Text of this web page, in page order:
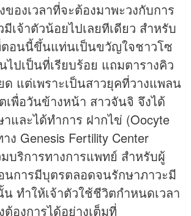
ของเวลาที่จะต้องมาพะวงกับการ
เจ้าตัวน้อยไปเลยทีเดียว สำหรับ
อนนี้ขึ้นแท่นเป็นขวัญใจชาวโซ
ไปเป็นที่เรียบร้อย แถมตารางคิว
ด แต่เพราะเป็นสาวยุคที่วางแพลน
เพื่อวันข้างหน้า สาวจันจิ จึงได้
และได้ทำการ ฝากไข่ (Oocyte
ง Genesis Fertility Center
บริการทางการแพทย์ สำหรับผู้
นการมีบุตรตลอดจนรักษาภาวะมี
ทำให้เจ้าตัวใช้ชีวิตกำหนดเวลา
องการได้อย่างเต็มที่